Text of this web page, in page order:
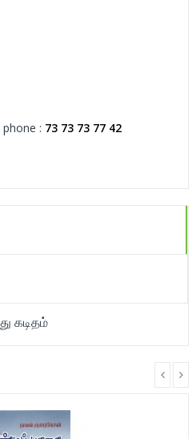
: 73 73 73 77 42
கடிதம்